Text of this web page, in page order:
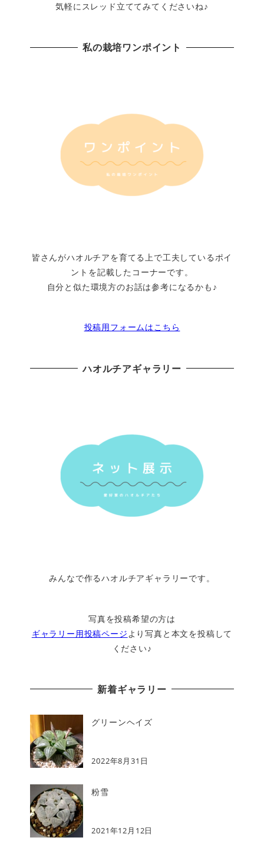
気軽にスレッド立ててみてくださいね♪
私の栽培ワンポイント
皆さんがハオルチアを育てる上で工夫しているポイ
ントを記載したコーナーです。
自分と似た環境方のお話は参考になるかも♪
投稿用フォームはこちら
ハオルチアギャラリー
みんなで作るハオルチアギャラリーです。
写真を投稿希望の方は
ギャラリー用投稿ページ より写真と本文を投稿して
ください♪
新着ギャラリー
グリーンヘイズ
2022年8月31日
粉雪
2021年12月12日